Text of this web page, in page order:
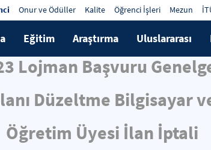
Onur ve Ödüller Kalite Öğrenci İşleri Mezun
Eğitim Araştırma Uluslararası
Lojman Başvuru
Düzeltme Bilgisayar
Öğretim Üyesi İlan İptali